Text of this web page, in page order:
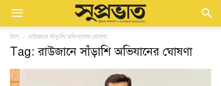
ট্যাগ রাউজানে সাঁড়াশি অভিযানের ঘোষণা
Tag: রাউজানে সাঁড়াশি অভিযানের ঘোষণা